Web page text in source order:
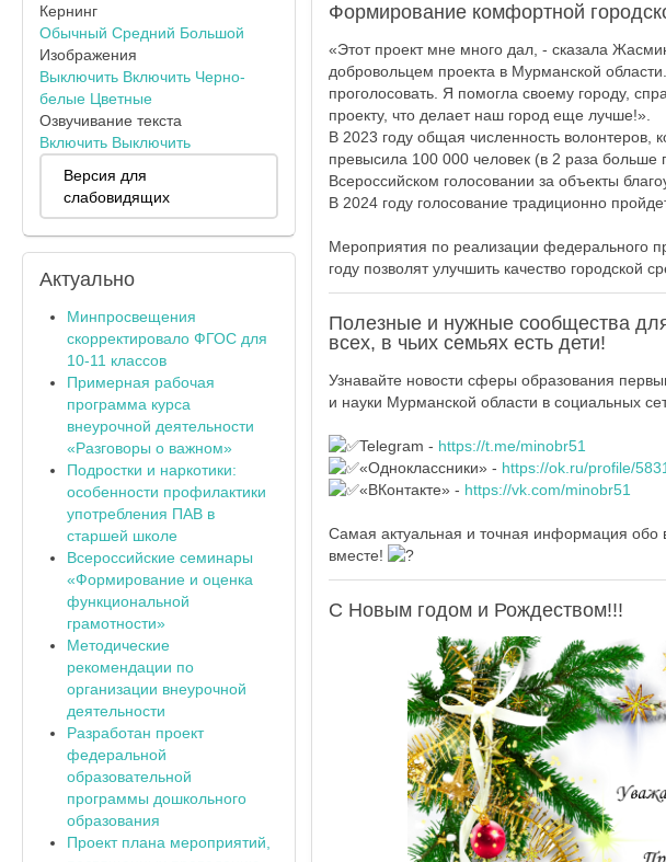
Формирование комфортной
«Этот проект мне много дал, - сказала
добровольцем проекта в Мурманской
проголосовать. Я помогла своему городу,
проекту, что делает наш город еще лучше!».
В 2023 году общая численность волонтеров,
превысила 100 000 человек (в 2 раза больше
Всероссийском голосовании за объекты
В 2024 году голосование традиционно
Мероприятия по реализации федерального
году позволят улучшить качество городской
Полезные и нужные сообщества
всех, в чьих семьях есть дети!
Узнавайте новости сферы образования
и науки Мурманской области в социальных
Telegram - https://t.me/minobr51
«Одноклассники» - https://ok.ru/profile/
«ВКонтакте» - https://vk.com/minobr51
Самая актуальная и точная информация обо
вместе!
С Новым годом и Рождеством!!!
Кернинг
Обычный Средний Большой
Изображения
Выключить Включить Черно-
белые Цветные
Озвучивание текста
Включить Выключить
Версия для
слабовидящих
Актуально
Минпросвещения
скорректировало ФГОС для
10-11 классов
Примерная рабочая
программа курса
внеурочной деятельности
«Разговоры о важном»
Подростки и наркотики:
особенности профилактики
употребления ПАВ в
старшей школе
Всероссийские семинары
«Формирование и оценка
функциональной
грамотности»
Методические
рекомендации по
организации внеурочной
деятельности
Разработан проект
федеральной
образовательной
программы дошкольного
образования
Проект плана мероприятий,